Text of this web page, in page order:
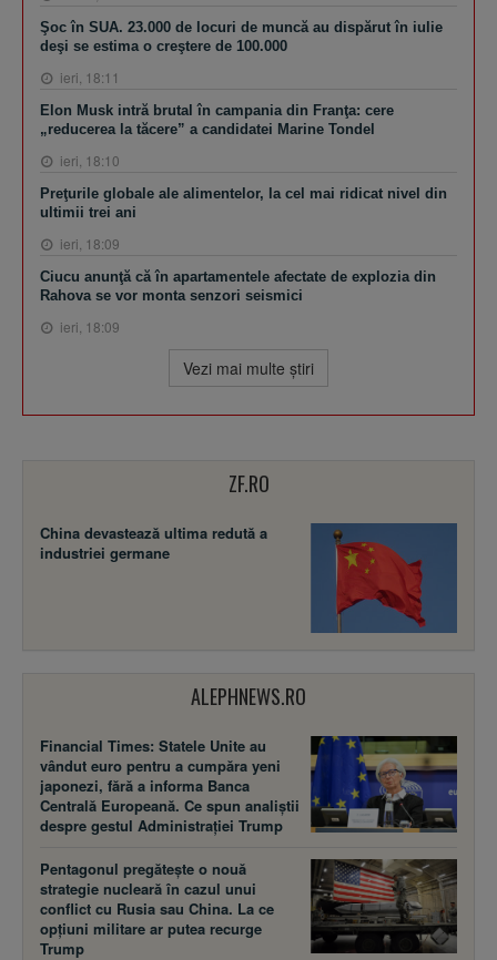
Şoc în SUA. 23.000 de locuri de muncă au dispărut în iulie
deşi se estima o creştere de 100.000
ieri, 18:11
Elon Musk intră brutal în campania din Franţa: cere
„reducerea la tăcere” a candidatei Marine Tondel
ieri, 18:10
Preţurile globale ale alimentelor, la cel mai ridicat nivel din
ultimii trei ani
ieri, 18:09
Ciucu anunţă că în apartamentele afectate de explozia din
Rahova se vor monta senzori seismici
ieri, 18:09
Vezi mai multe ştiri
ZF.RO
China devastează ultima redută a
industriei germane
ALEPHNEWS.RO
Financial Times: Statele Unite au
vândut euro pentru a cumpăra yeni
japonezi, fără a informa Banca
Centrală Europeană. Ce spun analiștii
despre gestul Administrației Trump
Pentagonul pregătește o nouă
strategie nucleară în cazul unui
conflict cu Rusia sau China. La ce
opțiuni militare ar putea recurge
Trump